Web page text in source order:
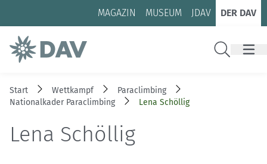
Zum Inhalt
Zur Footer-Navigation
MAGAZIN MUSEUM JDAV DER DAV
Start Wettkampf
Paraclimbing
Nationalkader Paraclimbing
Lena Schöllig
Lena Schöllig